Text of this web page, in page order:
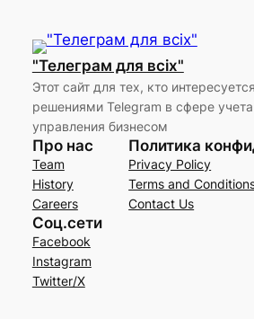
"Телеграм для всіх"
Этот сайт для тех, кто
решениями Telegram в сфере
управления бизнесом
Про нас
Team
History
Careers
Политика
Privacy Policy
Terms and
Contact Us
Соц.сети
Facebook
Instagram
Twitter/X